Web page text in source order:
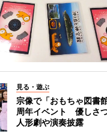
見る・遊ぶ
宗像で「おもちゃ図書
周年イベント 優しさ
人形劇や演奏披露